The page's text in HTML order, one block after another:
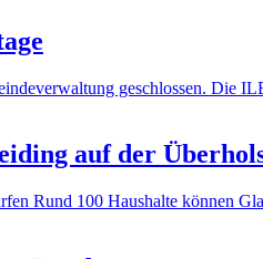
geschlossen. Die
auf der
Rund 100 Haushalte können